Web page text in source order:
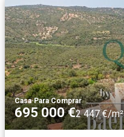
Casa·Para Comprar
695 000 €2 447 €/m²